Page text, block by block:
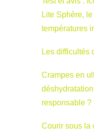
Lite Sphère,
températures
Les difficultés
Crampes en
responsable ?
Courir sous la